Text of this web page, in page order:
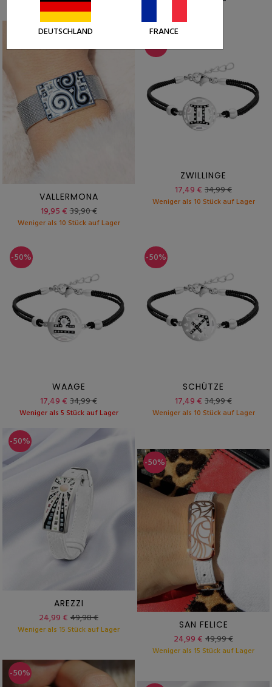
VALLERMONA
19,95 €39,90 €
Weniger als 10 Stück auf Lager
-50%
ZWILLINGE
17,49 € 34,99 €
Weniger als 10 Stück auf Lager
-50%
WAAGE
17,49 € 34,99 €
Weniger als 5 Stück auf Lager
-50%
SCHÜTZE
17,49 € 34,99 €
Weniger als 10 Stück auf Lager
-50%
AREZZI
24,99 € 49,98 €
Weniger als 15 Stück auf Lager
-50%
SAN FELICE
24,99 € 49,99 €
Weniger als 15 Stück auf Lager
-50%
DEUTSCHLAND FRANCE